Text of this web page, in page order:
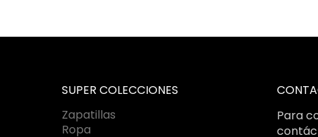
SUPER COLECCIONES
Zapatillas
Ropa
Para